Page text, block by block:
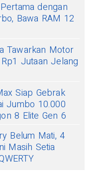
dengan
Bawa RAM 12
Tawarkan Motor
Jutaan Jelang
Siap Gebrak
Jumbo 10.000
8 Elite Gen 6
Belum Mati, 4
Masih Setia